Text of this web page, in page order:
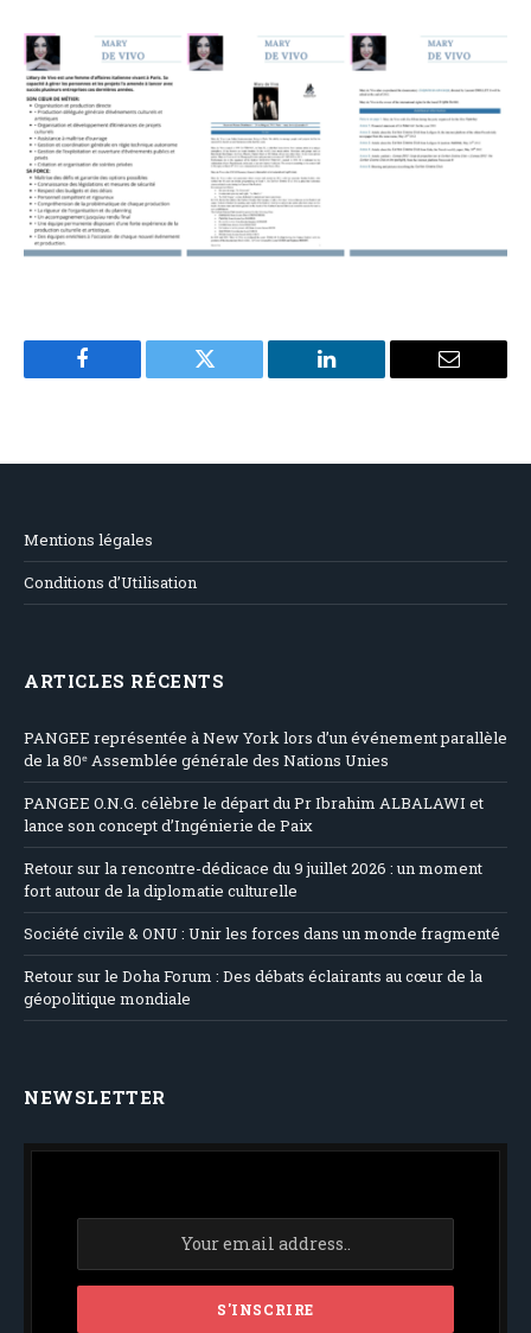
Facebook Twitter LinkedIn Email
Mentions légales
Conditions d’Utilisation
ARTICLES RÉCENTS
PANGEE représentée à New York lors d’un événement parallèle
de la 80ᵉ Assemblée générale des Nations Unies
PANGEE O.N.G. célèbre le départ du Pr Ibrahim ALBALAWI et
lance son concept d’Ingénierie de Paix
Retour sur la rencontre-dédicace du 9 juillet 2026 : un moment
fort autour de la diplomatie culturelle
Société civile & ONU : Unir les forces dans un monde fragmenté
Retour sur le Doha Forum : Des débats éclairants au cœur de la
géopolitique mondiale
NEWSLETTER